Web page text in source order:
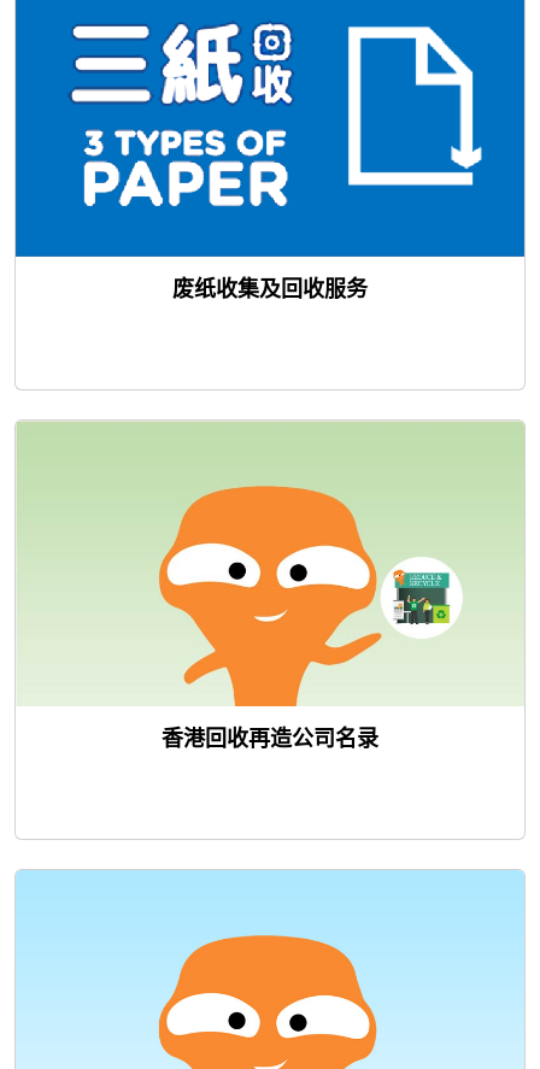
废纸收集及回收服务
香港回收再造公司名录